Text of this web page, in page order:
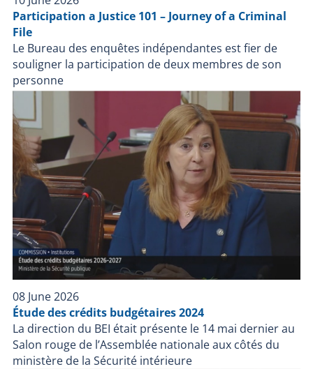
Participation a Justice 101 – Journey of a Criminal
File
Le Bureau des enquêtes indépendantes est fier de
souligner la participation de deux membres de son
personne
08 June 2026
Étude des crédits budgétaires 2024
La direction du BEI était présente le 14 mai dernier au
Salon rouge de l’Assemblée nationale aux côtés du
ministère de la Sécurité intérieure